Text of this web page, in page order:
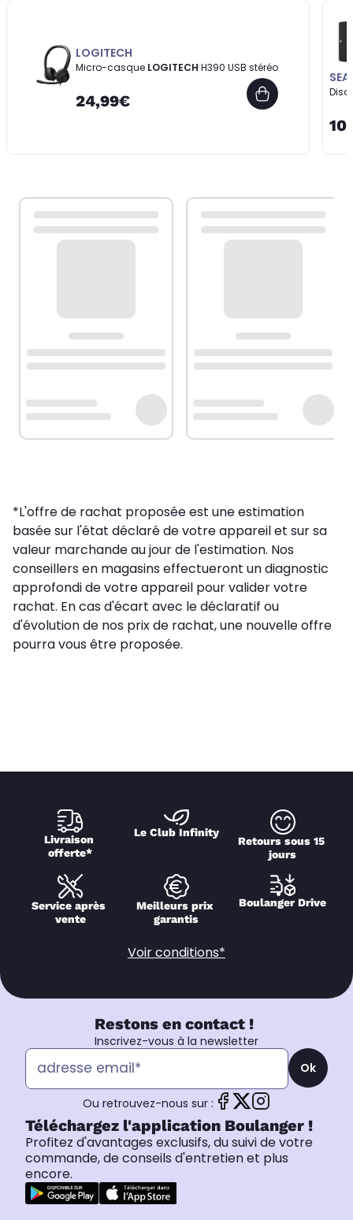
LOGITECH
Micro-casque LOGITECH H390 USB stéréo
24,99€
*L'offre de rachat proposée est une estimation
basée sur l'état déclaré de votre appareil et sur sa
valeur marchande au jour de l'estimation. Nos
conseillers en magasins effectueront un diagnostic
approfondi de votre appareil pour valider votre
rachat. En cas d'écart avec le déclaratif ou
d'évolution de nos prix de rachat, une nouvelle offre
pourra vous être proposée.
Livraison
offerte*
Le Club Infinity
Retours sous 15
jours
Service après
vente
Meilleurs prix
garantis
Boulanger Drive
Voir conditions*
Restons en contact !
Inscrivez-vous à la newsletter
Ok
Ou retrouvez-nous sur :
Téléchargez l'application Boulanger !
Profitez d'avantages exclusifs, du suivi de votre
commande, de conseils d'entretien et plus
encore.